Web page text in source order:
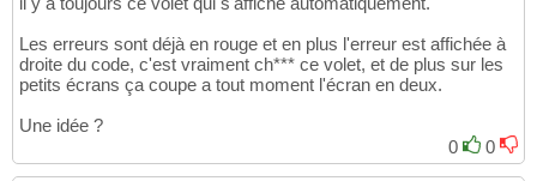
Les erreurs sont déjà en rouge et en plus l'erreur est affichée à
droite du code, c'est vraiment ch*** ce volet, et de plus sur les
petits écrans ça coupe a tout moment l'écran en deux.
Une idée ?
0
0